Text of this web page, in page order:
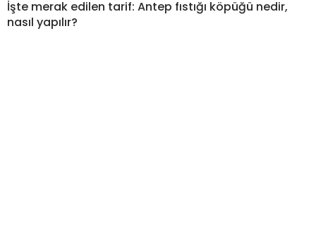
İşte merak edilen tarif: Antep fıstığı köpüğü nedir,
nasıl yapılır?